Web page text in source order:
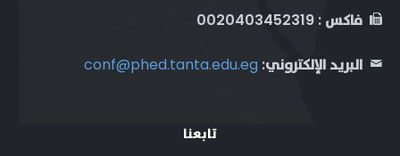
فاكس : 0020403452319
البريد الإلكتروني: conf@phed.tanta.edu.eg
تابعنا